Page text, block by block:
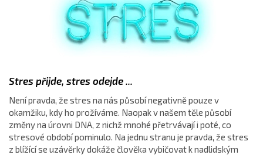
Stres přijde, stres odejde ...
Není pravda, že stres na nás působí negativně pouze v
okamžiku, kdy ho prožíváme. Naopak v našem těle působí
změny na úrovni DNA, z nichž mnohé přetrvávají i poté, co
stresové období pominulo. Na jednu stranu je pravda, že stres
z blížící se uzávěrky dokáže člověka vybičovat k nadlidským